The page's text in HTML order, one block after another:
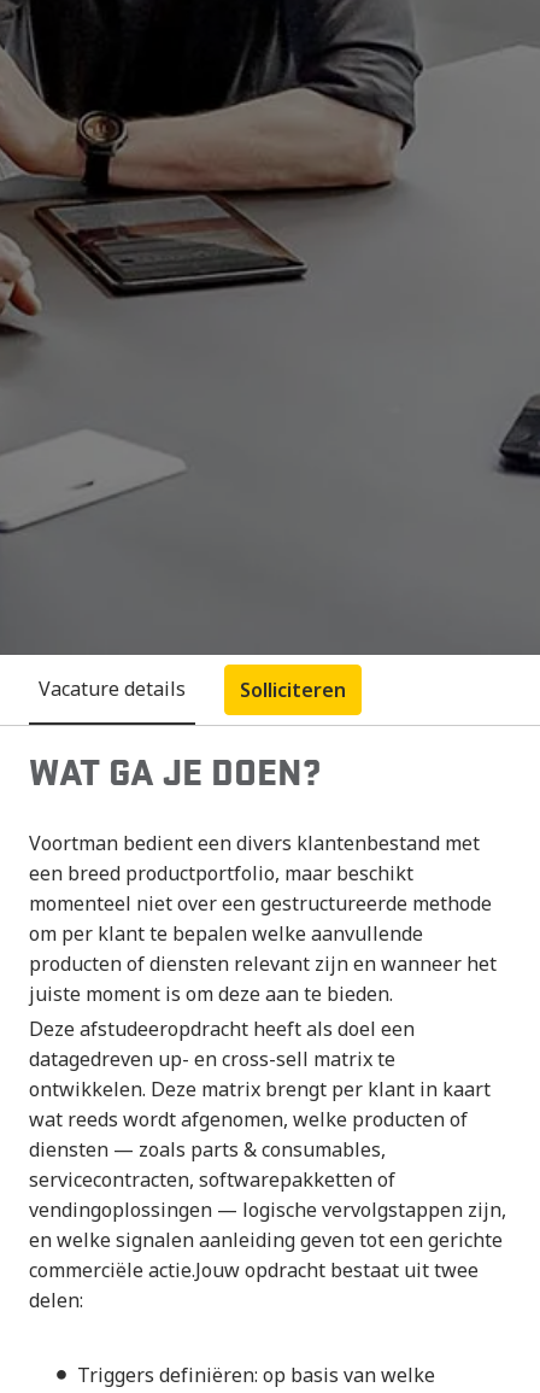
Vacature details Solliciteren
WAT GA JE DOEN?
Voortman bedient een divers klantenbestand met
een breed productportfolio, maar beschikt
momenteel niet over een gestructureerde methode
om per klant te bepalen welke aanvullende
producten of diensten relevant zijn en wanneer het
juiste moment is om deze aan te bieden.
Deze afstudeeropdracht heeft als doel een
datagedreven up- en cross-sell matrix te
ontwikkelen. Deze matrix brengt per klant in kaart
wat reeds wordt afgenomen, welke producten of
diensten — zoals parts & consumables,
servicecontracten, softwarepakketten of
vendingoplossingen — logische vervolgstappen zijn,
en welke signalen aanleiding geven tot een gerichte
commerciële actie.Jouw opdracht bestaat uit twee
delen:
Triggers definiëren: op basis van welke